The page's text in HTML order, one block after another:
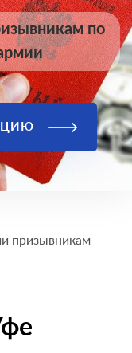
по
призывникам